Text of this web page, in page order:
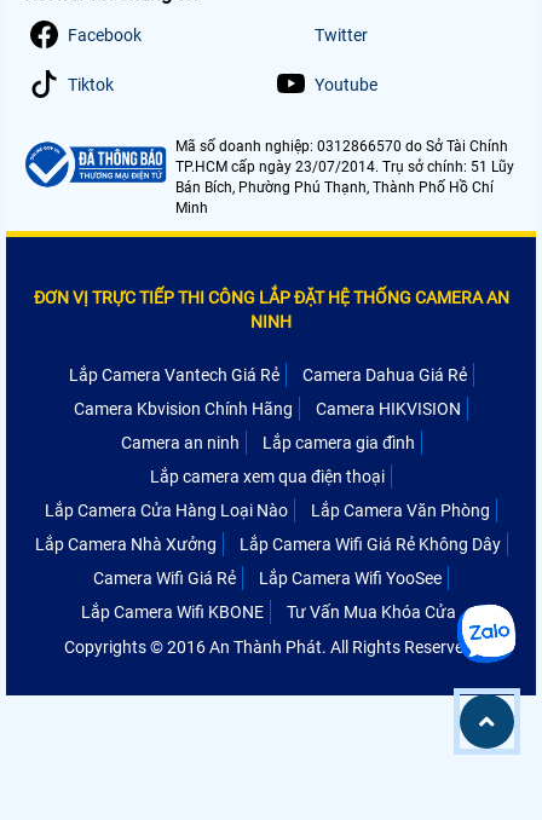
Facebook Twitter
Tiktok Youtube
Mã số doanh nghiệp: 0312866570 do Sở Tài Chính
TP.HCM cấp ngày 23/07/2014. Trụ sở chính: 51 Lũy
Bán Bích, Phường Phú Thạnh, Thành Phố Hồ Chí
Minh
ĐƠN VỊ TRỰC TIẾP THI CÔNG LẮP ĐẶT HỆ THỐNG CAMERA AN
NINH
Lắp Camera Vantech Giá Rẻ
Camera Dahua Giá Rẻ
Camera Kbvision Chính Hãng
Camera HIKVISION
Camera an ninh
Lắp camera gia đình
Lắp camera xem qua điện thoại
Lắp Camera Cửa Hàng Loại Nào
Lắp Camera Văn Phòng
Lắp Camera Nhà Xưởng
Lắp Camera Wifi Giá Rẻ Không Dây
Camera Wifi Giá Rẻ
Lắp Camera Wifi YooSee
Lắp Camera Wifi KBONE
Tư Vấn Mua Khóa Cửa
Copyrights © 2016 An Thành Phát. All Rights Reserved.